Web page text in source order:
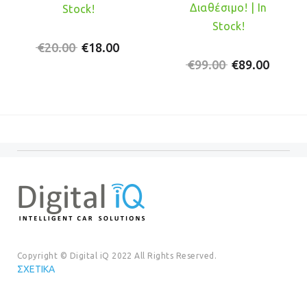
€20.00 Original
€18.00
Stock!
€99.00 Original
€89.00
Διαθέσιμο! | In
Stock!
Copyright © Digital iQ 2022 All Rights Reserved.
ΣΧΕΤΙΚΆ